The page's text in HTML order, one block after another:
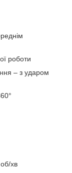
роботи
– з ударом
хв